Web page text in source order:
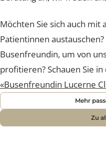
erfahren? Auf unserem
informative Videos für
stehen Ihnen für weitere
zur Verfügung. Melden
Beratung an, wir freuen
Möchten Sie sich auch
Patientinnen
Busenfreundin, um von